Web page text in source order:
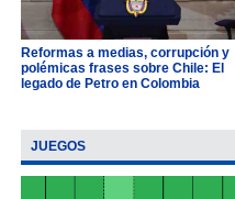
Reformas a medias, corrupción y
polémicas frases sobre Chile: El
legado de Petro en Colombia
JUEGOS